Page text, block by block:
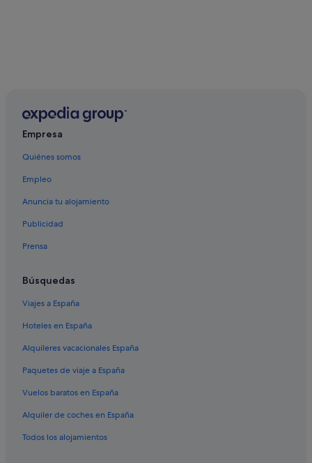
Empresa
Quiénes somos
Empleo
Anuncia tu alojamiento
Publicidad
Prensa
Búsquedas
Viajes a España
Hoteles en España
Alquileres vacacionales España
Paquetes de viaje a España
Vuelos baratos en España
Alquiler de coches en España
Todos los alojamientos